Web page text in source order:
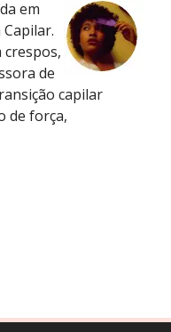
em
crespos,
de
capilar
de força,